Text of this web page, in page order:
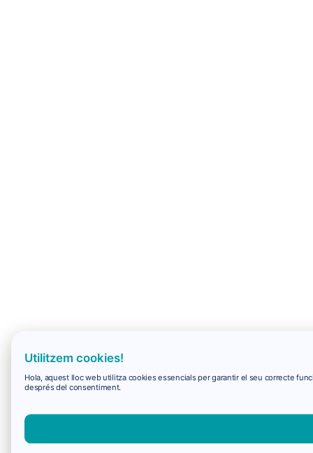
Utilitzem cookies!
Hola, aquest lloc web utilitza cookies essencials per garantir el seu correcte
després del consentiment.